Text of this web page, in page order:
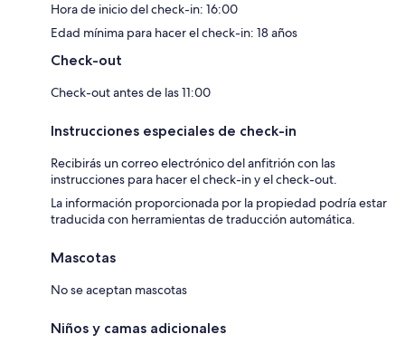
Hora de inicio del check-in: 16:00
Edad mínima para hacer el check-in: 18 años
Check-out
Check-out antes de las 11:00
Instrucciones especiales de check-in
Recibirás un correo electrónico del anfitrión con las
instrucciones para hacer el check-in y el check-out.
La información proporcionada por la propiedad podría estar
traducida con herramientas de traducción automática.
Mascotas
No se aceptan mascotas
Niños y camas adicionales